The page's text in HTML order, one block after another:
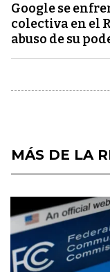
Google se
colectiva en el
abuso de su
MÁS DE LA